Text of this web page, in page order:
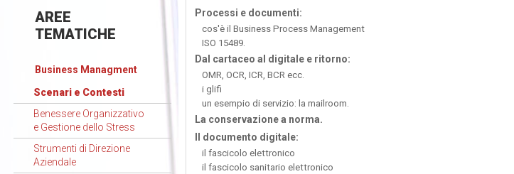
Processi e documenti:
cos'è il Business Process Management
ISO 15489.
Dal cartaceo al digitale e ritorno:
OMR, OCR, ICR, BCR ecc.
i glifi
un esempio di servizio: la mailroom.
La conservazione a norma.
Il documento digitale:
il fascicolo elettronico
il fascicolo sanitario elettronico
AREE
TEMATICHE
Business Managment
Scenari e Contesti
Benessere Organizzativo
e Gestione dello Stress
Strumenti di Direzione
Aziendale